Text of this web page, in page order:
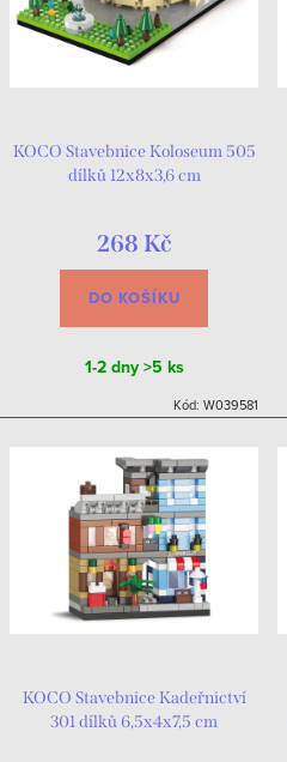
KOCO Stavebnice Koloseum 505
dílků 12x8x3,6 cm
268 Kč
DO KOŠÍKU
1-2 dny >5 ks
Kód: W039581
KOCO Stavebnice Kadeřnictví
301 dílků 6,5x4x7,5 cm